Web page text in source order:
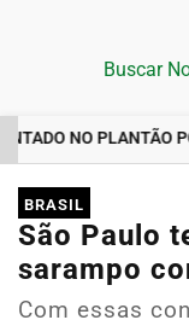
NO PLANTÃO
EM ALTA
BRASIL
São Paulo
sarampo
Com essas